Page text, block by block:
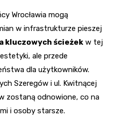
Wrocławia mogą
w infrastrukturze pieszej
kluczowych ścieżek w tej
ale przede
dla użytkowników.
Szeregów i ul. Kwitnącej
zostaną odnowione, co na
i osoby starsze.